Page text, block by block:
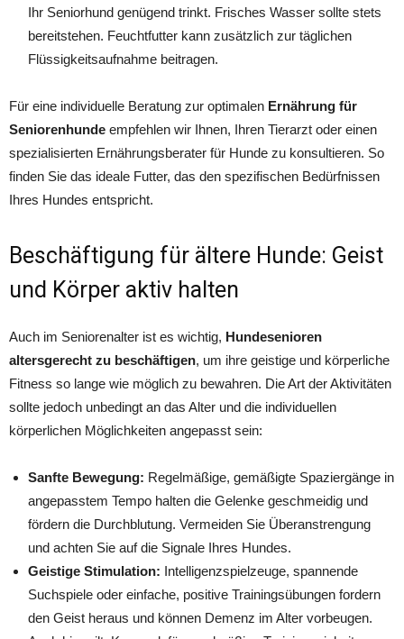
Ihr Seniorhund genügend trinkt. Frisches Wasser sollte stets
bereitstehen. Feuchtfutter kann zusätzlich zur täglichen
Flüssigkeitsaufnahme beitragen.
Für eine individuelle Beratung zur optimalen Ernährung für
Seniorenhunde empfehlen wir Ihnen, Ihren Tierarzt oder einen
spezialisierten Ernährungsberater für Hunde zu konsultieren. So
finden Sie das ideale Futter, das den spezifischen Bedürfnissen
Ihres Hundes entspricht.
Beschäftigung für ältere Hunde: Geist
und Körper aktiv halten
Auch im Seniorenalter ist es wichtig, Hundesenioren
altersgerecht zu beschäftigen, um ihre geistige und körperliche
Fitness so lange wie möglich zu bewahren. Die Art der Aktivitäten
sollte jedoch unbedingt an das Alter und die individuellen
körperlichen Möglichkeiten angepasst sein:
Sanfte Bewegung: Regelmäßige, gemäßigte Spaziergänge in
angepasstem Tempo halten die Gelenke geschmeidig und
fördern die Durchblutung. Vermeiden Sie Überanstrengung
und achten Sie auf die Signale Ihres Hundes.
Geistige Stimulation: Intelligenzspielzeuge, spannende
Suchspiele oder einfache, positive Trainingsübungen fordern
den Geist heraus und können Demenz im Alter vorbeugen.